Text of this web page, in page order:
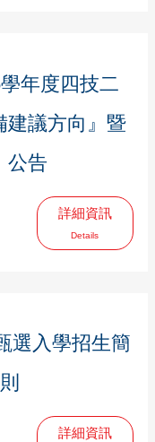
年度四技二
建議方向』暨
公告
詳細資訊
Details
選入學招生簡
詳細資訊